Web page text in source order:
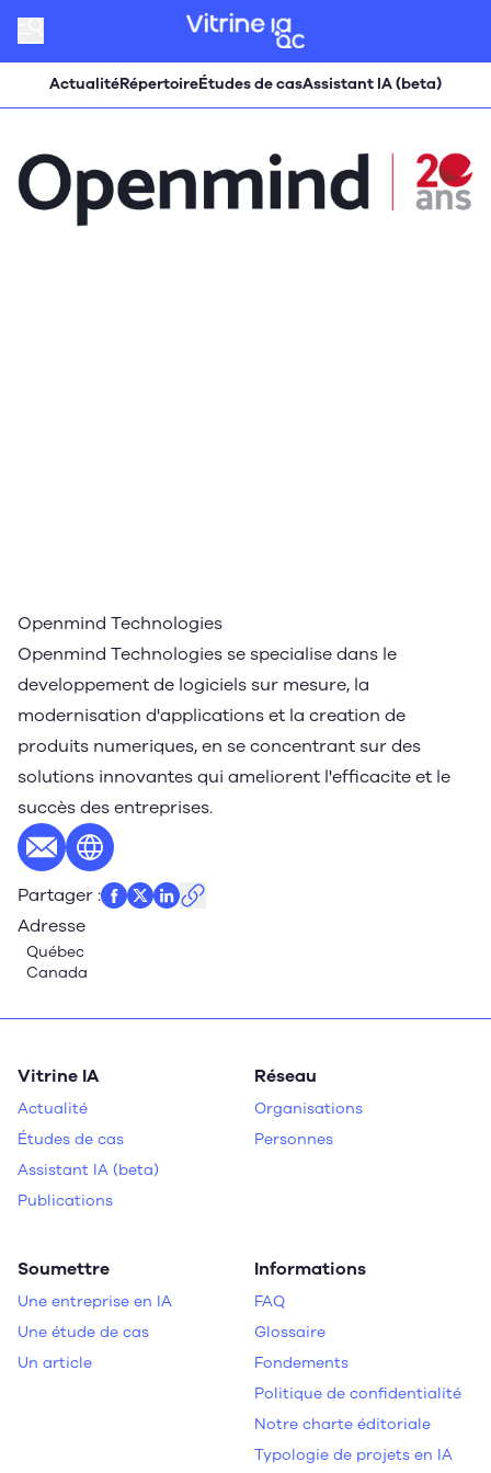
ActualitéRépertoireÉtudes de casAssistant IA (beta)
Openmind Technologies
Openmind Technologies se specialise dans le
developpement de logiciels sur mesure, la
modernisation d'applications et la creation de
produits numeriques, en se concentrant sur des
solutions innovantes qui ameliorent l'efficacite et le
succès des entreprises.
E-mailSite web
Partager :
Adresse
Québec
Canada
Vitrine IA
Actualité
Études de cas
Assistant IA (beta)
Publications
Réseau
Organisations
Personnes
Soumettre
Une entreprise en IA
Une étude de cas
Un article
Informations
FAQ
Glossaire
Fondements
Politique de confidentialité
Notre charte éditoriale
Typologie de projets en IA